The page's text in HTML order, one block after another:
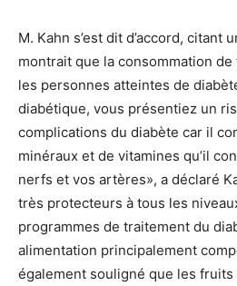
M. Kahn s’est dit d’accord, citant
montrait que la consommation
les personnes atteintes de
diabétique, vous présentiez un
complications du diabète car il
minéraux et de vitamines qu’il
nerfs et vos artères», a déclaré
très protecteurs à tous les
programmes de traitement du
alimentation principalement
également souligné que les